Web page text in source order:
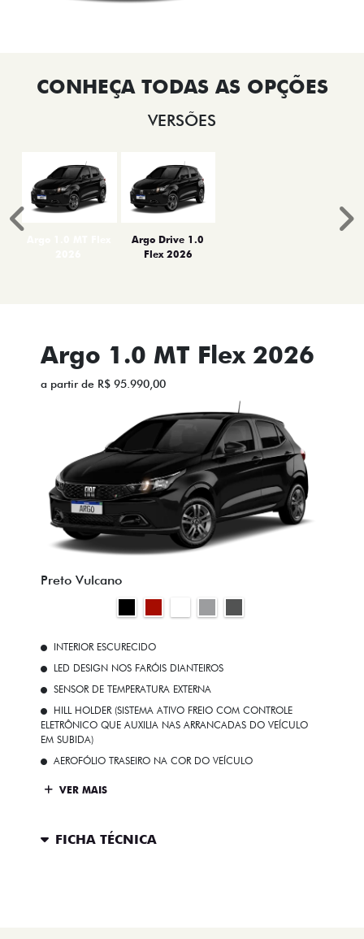
VERSÕES
Argo Drive 1.0
Flex 2026
Anterior
Argo 1.0 MT Flex 2026
a partir de R$ 95.990,00
Preto Vulcano
INTERIOR ESCURECIDO
LED DESIGN NOS FARÓIS DIANTEIROS
SENSOR DE TEMPERATURA EXTERNA
HILL HOLDER (SISTEMA ATIVO FREIO COM CONTROLE
ELETRÔNICO QUE AUXILIA NAS ARRANCADAS DO VEÍCULO
EM SUBIDA)
AEROFÓLIO TRASEIRO NA COR DO VEÍCULO
VER MAIS
FICHA TÉCNICA